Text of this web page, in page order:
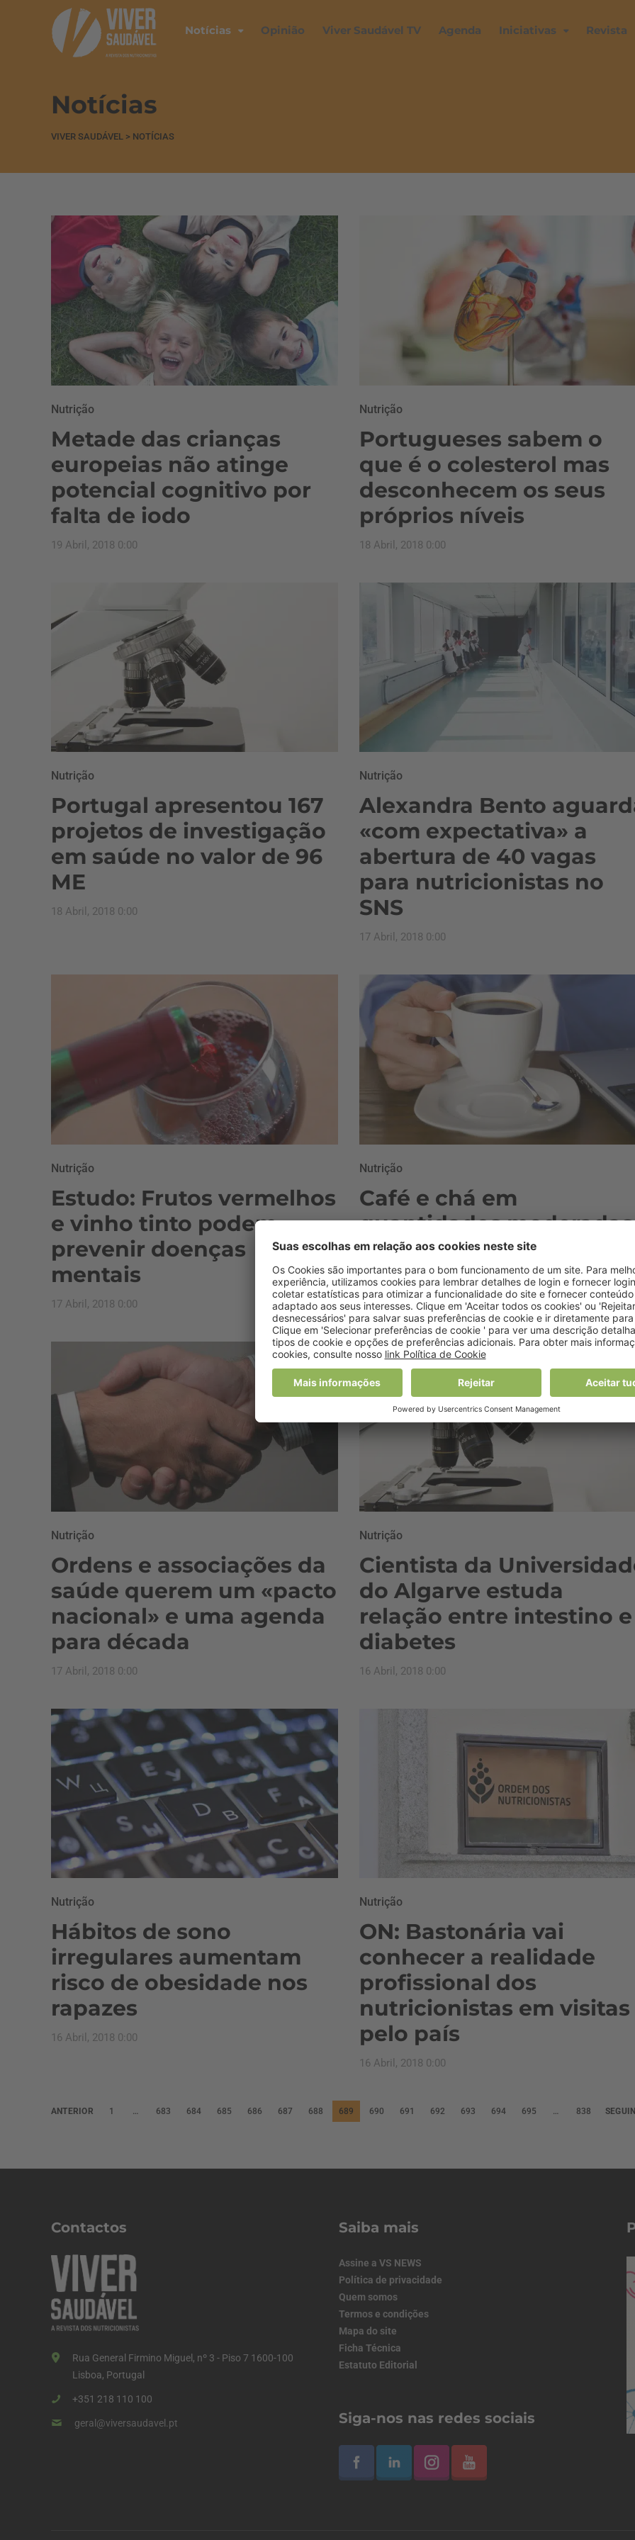
Notícias Opinião Viver Saudável TV Agenda Iniciativas Revista
Notícias
VIVER SAUDÁVEL > NOTÍCIAS
Nutrição
Metade das crianças
europeias não atinge
potencial cognitivo por
falta de iodo
19 Abril, 2018 0:00
Nutrição
Portugueses sabem o
que é o colesterol mas
desconhecem os seus
próprios níveis
18 Abril, 2018 0:00
Nutrição
Portugal apresentou 167
projetos de investigação
em saúde no valor de 96
ME
18 Abril, 2018 0:00
Nutrição
Alexandra Bento
«com expectativa» a
abertura de 40 vagas
para nutricionistas no
SNS
17 Abril, 2018 0:00
Nutrição
Estudo: Frutos vermelhos
e vinho tinto podem
prevenir doenças
mentais
17 Abril, 2018 0:00
Nutrição
Café e chá em
quantidades moderadas
podem ajudar a evitar
arritmias cardíacas
17 Abril, 2018 0:00
Nutrição
Ordens e associações da
saúde querem um «pacto
nacional» e uma agenda
para década
17 Abril, 2018 0:00
Nutrição
Cientista da
do Algarve estuda
relação entre intestino e
diabetes
16 Abril, 2018 0:00
Nutrição
Hábitos de sono
irregulares aumentam
risco de obesidade nos
rapazes
16 Abril, 2018 0:00
Nutrição
ON: Bastonária vai
conhecer a realidade
profissional dos
nutricionistas em visitas
pelo país
16 Abril, 2018 0:00
P
a
ã
o
d
o
s
o
n
ANTERIOR 1 … 683 684 685 686 687 688 689 690 691 692 693 694 695 … 838
Contactos
Rua General Firmino Miguel, nº 3 - Piso 7 1600-100
Lisboa, Portugal
+351 218 110 100
geral@viversaudavel.pt
Saiba mais
Assine a VS NEWS
Política de privacidade
Quem somos
Termos e condições
Mapa do site
Ficha Técnica
Estatuto Editorial
Siga-nos nas redes sociais